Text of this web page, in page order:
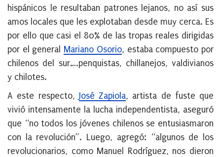
hispánicos le resultaban patrones lejanos, no así sus
amos locales que les explotaban desde muy cerca. Es
por ello que casi el 80% de las tropas reales dirigidas
por el general Mariano Osorio, estaba compuesto por
chilenos del sur….penquistas, chillanejos, valdivianos
y chilotes.
A este respecto, José Zapiola, artista de fuste que
vivió intensamente la lucha independentista, aseguró
que “no todos los jóvenes chilenos se entusiasmaron
con la revolución”. Luego, agregó: “algunos de los
revolucionarios, como Manuel Rodríguez, nos dieron